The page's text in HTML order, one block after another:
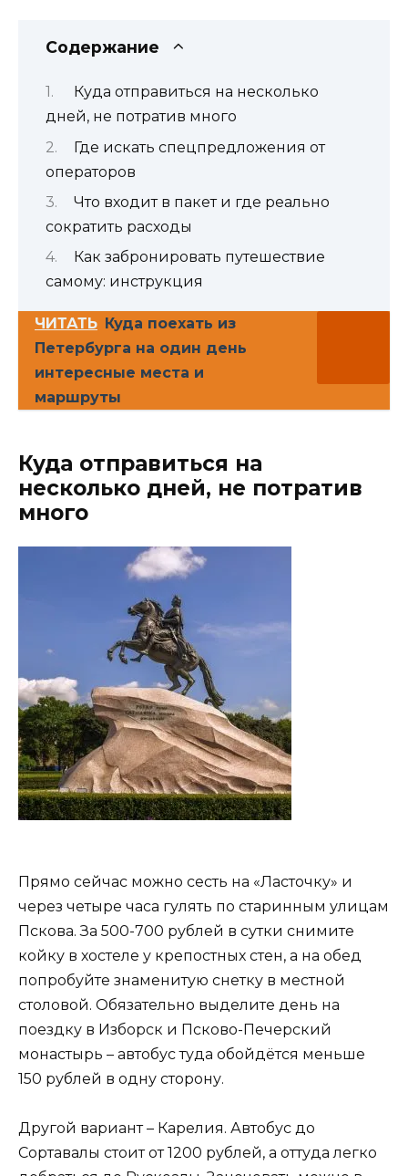
Содержание
Куда отправиться на несколько
дней, не потратив много
Где искать спецпредложения от
операторов
Что входит в пакет и где реально
сократить расходы
Как забронировать путешествие
самому: инструкция
ЧИТАТЬ Куда поехать из
Петербурга на один день
интересные места и
маршруты
Куда отправиться на
несколько дней, не потратив
много
Прямо сейчас можно сесть на «Ласточку» и
через четыре часа гулять по старинным улицам
Пскова. За 500-700 рублей в сутки снимите
койку в хостеле у крепостных стен, а на обед
попробуйте знаменитую снетку в местной
столовой. Обязательно выделите день на
поездку в Изборск и Псково-Печерский
монастырь – автобус туда обойдётся меньше
150 рублей в одну сторону.
Другой вариант – Карелия. Автобус до
Сортавалы стоит от 1200 рублей, а оттуда легко